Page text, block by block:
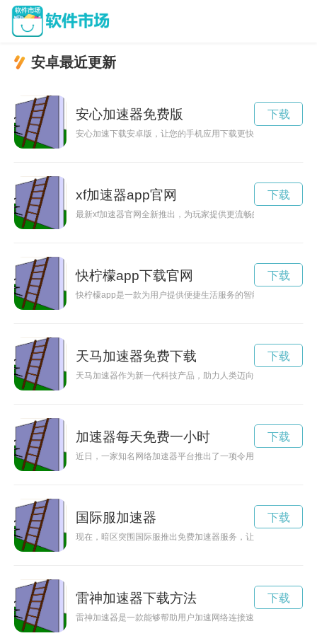
安卓最近更新
安心加速器免费版
安心加速下载安卓版，让您的手机应用下载更快速、更安全！
下载
xf加速器app官网
最新xf加速器官网全新推出，为玩家提供更流畅的网络加速服务
下载
快柠檬app下载官网
快柠檬app是一款为用户提供便捷生活服务的智能应用软件。
下载
天马加速器免费下载
天马加速器作为新一代科技产品，助力人类迈向快速发展和进
下载
加速器每天免费一小时
近日，一家知名网络加速器平台推出了一项令用户惊喜的活动
下载
国际服加速器
现在，暗区突围国际服推出免费加速器服务，让玩家尽情享受游
下载
雷神加速器下载方法
雷神加速器是一款能够帮助用户加速网络连接速度的下载工具
下载